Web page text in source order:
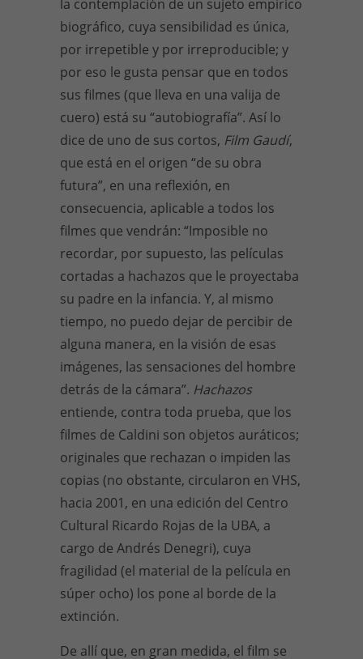
la contemplación de un sujeto empírico
biográfico, cuya sensibilidad es única,
por irrepetible y por irreproducible; y
por eso le gusta pensar que en todos
sus filmes (que lleva en una valija de
cuero) está su “autobiografía”. Así lo
dice de uno de sus cortos, Film Gaudí,
que está en el origen “de su obra
futura”, en una reflexión, en
consecuencia, aplicable a todos los
filmes que vendrán: “Imposible no
recordar, por supuesto, las películas
cortadas a hachazos que le proyectaba
su padre en la infancia. Y, al mismo
tiempo, no puedo dejar de percibir de
alguna manera, en la visión de esas
imágenes, las sensaciones del hombre
detrás de la cámara”. Hachazos
entiende, contra toda prueba, que los
filmes de Caldini son objetos auráticos;
originales que rechazan o impiden las
copias (no obstante, circularon en VHS,
hacia 2001, en una edición del Centro
Cultural Ricardo Rojas de la UBA, a
cargo de Andrés Denegri), cuya
fragilidad (el material de la película en
súper ocho) los pone al borde de la
extinción.
De allí que, en gran medida, el film se